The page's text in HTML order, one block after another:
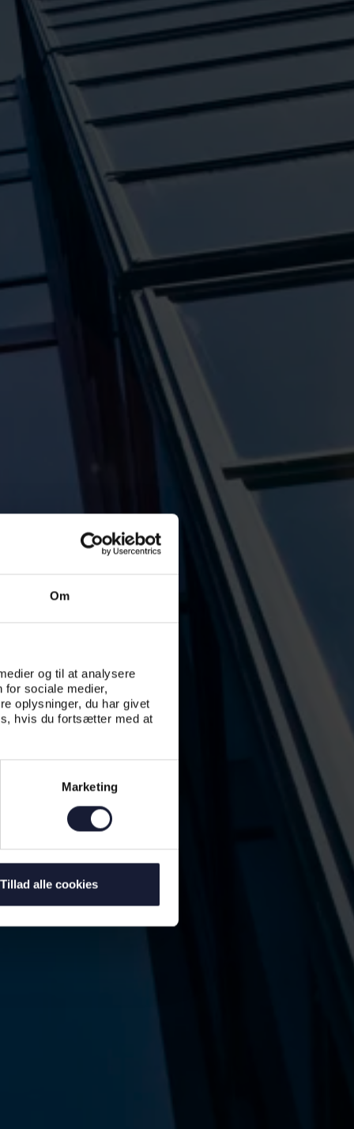
Om
og til at analysere
for sociale medier,
oplysninger, du har givet
hvis du fortsætter med at
Marketing
Tillad alle cookies